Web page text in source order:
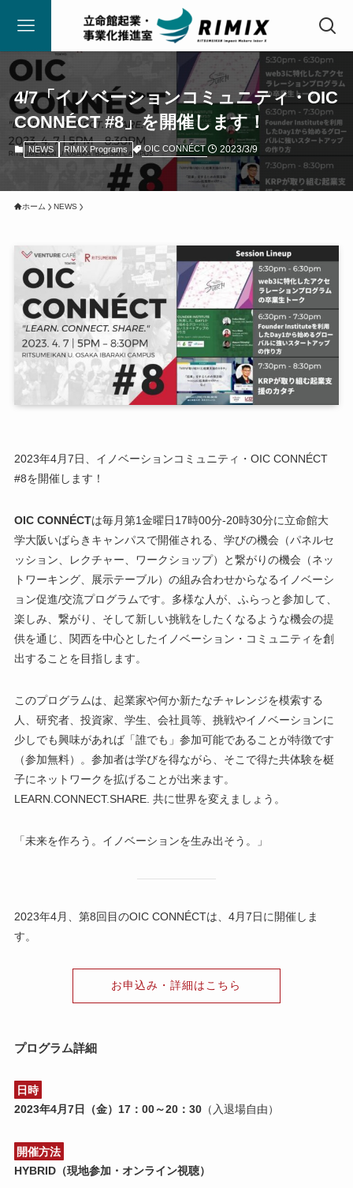
4/7「イノベーションコミュニティ・OIC
CONNÉCT #8」を開催します！
NEWS RIMIX Programs OIC CONNÉCT 2023/3/9
ホーム NEWS
2023年4月7日、イノベーションコミュニティ・OIC CONNÉCT
#8を開催します！
OIC CONNÉCTは毎月第1金曜日17時00分-20時30分に立命館大
学大阪いばらきキャンパスで開催される、学びの機会（パネルセ
ッション、レクチャー、ワークショップ）と繋がりの機会（ネッ
トワーキング、展示テーブル）の組み合わせからなるイノベーシ
ョン促進/交流プログラムです。多様な人が、ふらっと参加して、
楽しみ、繋がり、そして新しい挑戦をしたくなるような機会の提
供を通じ、関西を中心としたイノベーション・コミュニティを創
出することを目指します。
このプログラムは、起業家や何か新たなチャレンジを模索する
人、研究者、投資家、学生、会社員等、挑戦やイノベーションに
少しでも興味があれば「誰でも」参加可能であることが特徴です
（参加無料）。参加者は学びを得ながら、そこで得た共体験を梃
子にネットワークを拡げることが出来ます。
LEARN.CONNECT.SHARE. 共に世界を変えましょう。
「未来を作ろう。イノベーションを生み出そう。」
2023年4月、第8回目のOIC CONNÉCTは、4月7日に開催しま
す。
お申込み・詳細はこちら
プログラム詳細
日時
2023年4月7日（金）17：00～20：30（入退場自由）
開催方法
HYBRID（現地参加・オンライン視聴）